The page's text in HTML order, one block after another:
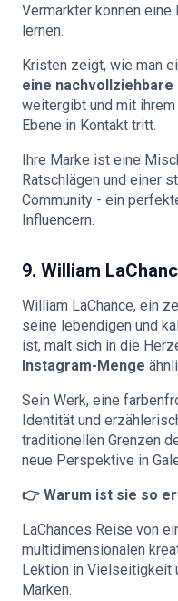
Vermarkter können
lernen.
Kristen zeigt, wie man
eine nachvollziehbare
weitergibt und mit
Ebene in Kontakt tritt.
Ihre Marke ist eine
Ratschlägen und einer
Community - ein
Influencern.
9. William
William LaChance, ein
seine lebendigen und
ist, malt sich in die
Instagram-Menge
Sein Werk, eine
Identität und
traditionellen Grenzen
neue Perspektive in
👉 Warum ist sie so
LaChances Reise von
multidimensionalen
Lektion in Vielseitigkeit
Marken.